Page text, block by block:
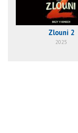
Zlouni 2
2025